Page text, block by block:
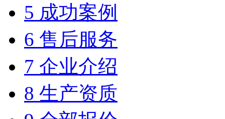
5 成功案例
6 售后服务
7 企业介绍
8 生产资质